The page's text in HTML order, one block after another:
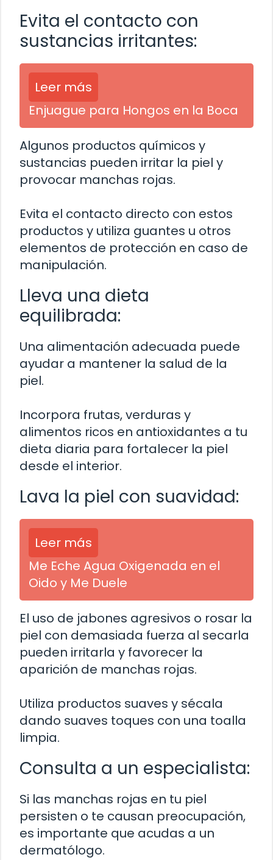
Evita el contacto con
sustancias irritantes:
Leer más
Enjuague para Hongos en la Boca
Algunos productos químicos y
sustancias pueden irritar la piel y
provocar manchas rojas.
Evita el contacto directo con estos
productos y utiliza guantes u otros
elementos de protección en caso de
manipulación.
Lleva una dieta
equilibrada:
Una alimentación adecuada puede
ayudar a mantener la salud de la
piel.
Incorpora frutas, verduras y
alimentos ricos en antioxidantes a tu
dieta diaria para fortalecer la piel
desde el interior.
Lava la piel con suavidad:
Leer más
Me Eche Agua Oxigenada en el
Oido y Me Duele
El uso de jabones agresivos o rosar la
piel con demasiada fuerza al secarla
pueden irritarla y favorecer la
aparición de manchas rojas.
Utiliza productos suaves y sécala
dando suaves toques con una toalla
limpia.
Consulta a un especialista:
Si las manchas rojas en tu piel
persisten o te causan preocupación,
es importante que acudas a un
dermatólogo.